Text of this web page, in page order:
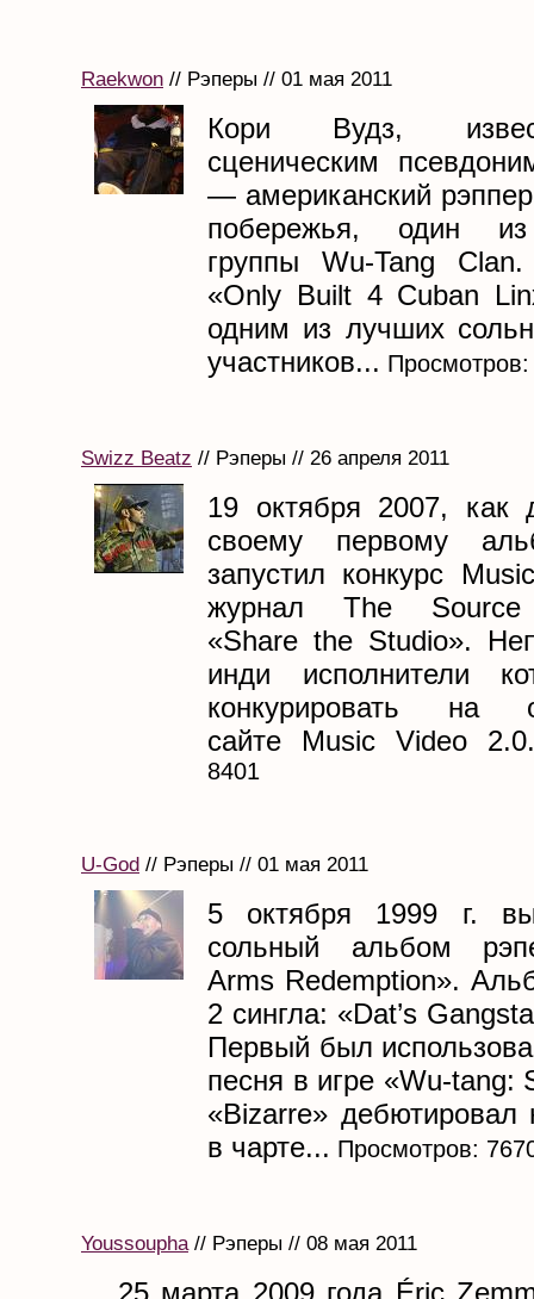
Raekwon // Рэперы // 01 мая 2011
Кори Вудз,
сценическим
— американский рэппер
побережья, один из
группы Wu-Tang
«Only Built 4 Cuban
одним из лучших
участников...
Swizz Beatz // Рэперы // 26 апреля 2011
19 октября 2007, как
своему первому
запустил конкурс
журнал The Source
«Share the Studio».
инди исполнители
конкурировать на
сайте Music Video
8401
U-God // Рэперы // 01 мая 2011
5 октября 1999 г.
сольный альбом
Arms Redemption».
2 сингла: «Dat’s
Первый был
песня в игре «Wu-tang:
«Bizarre» дебютировал
в чарте... Просмотров:
Youssoupha// Рэперы // 08 мая 2011
25 марта 2009 года Éric